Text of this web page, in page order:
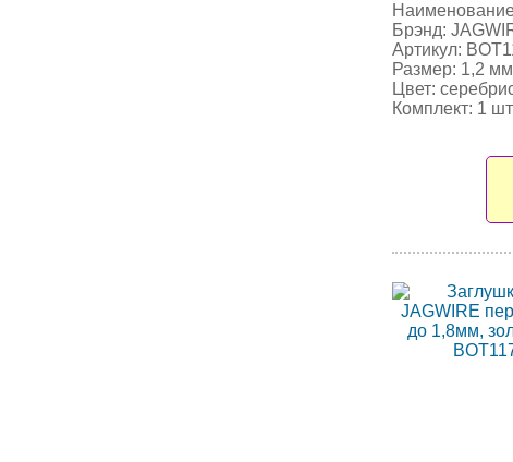
Брэнд:
Артикул:
Размер: 1,2 мм
Цвет:
Комплект: 1 шт